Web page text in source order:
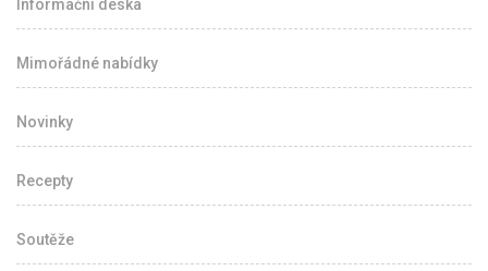
Informační deska
Mimořádné nabídky
Novinky
Recepty
Soutěže